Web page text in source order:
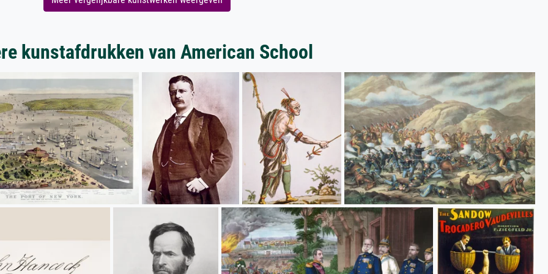
kunstafdrukken van American School